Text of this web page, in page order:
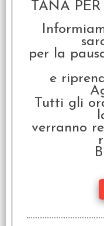
€
TANA
per la
e
Tutti gli
verranno